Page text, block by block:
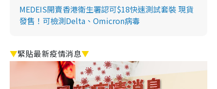
MEDEIS開賣香港衛生署認可$18快速測試套裝 現貨
發售！可檢測Delta、Omicron病毒
▼緊貼最新疫情消息▼